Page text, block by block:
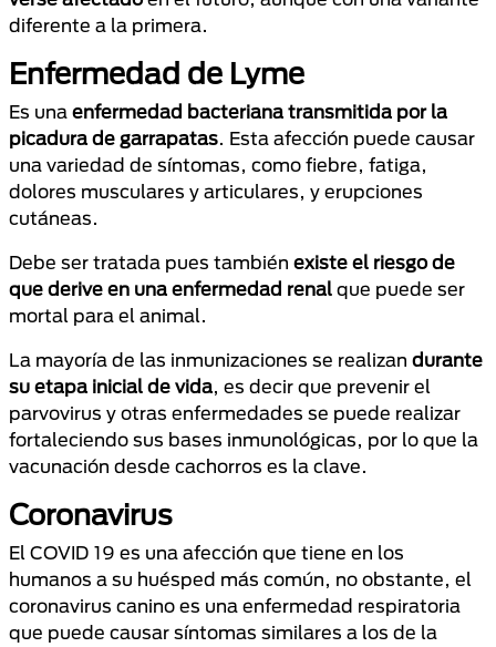
diferente a la primera.
Enfermedad de Lyme
Es una enfermedad bacteriana transmitida por la
picadura de garrapatas. Esta afección puede causar
una variedad de síntomas, como fiebre, fatiga,
dolores musculares y articulares, y erupciones
cutáneas.
Debe ser tratada pues también existe el riesgo de
que derive en una enfermedad renal que puede ser
mortal para el animal.
La mayoría de las inmunizaciones se realizan durante
su etapa inicial de vida, es decir que prevenir el
parvovirus y otras enfermedades se puede realizar
fortaleciendo sus bases inmunológicas, por lo que la
vacunación desde cachorros es la clave.
Coronavirus
El COVID 19 es una afección que tiene en los
humanos a su huésped más común, no obstante, el
coronavirus canino es una enfermedad respiratoria
que puede causar síntomas similares a los de la